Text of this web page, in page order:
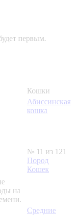
первым.
Кошки
Абиссинская
кошка
на
№ 11 из 121
Пород
Кошек
Средние